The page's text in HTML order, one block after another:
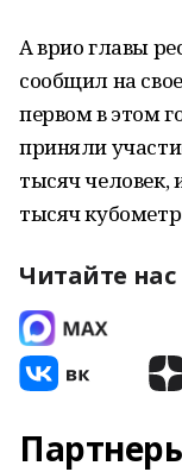
А врио главы
сообщил на
первом в этом
приняли
тысяч человек,
тысяч
Читайте нас